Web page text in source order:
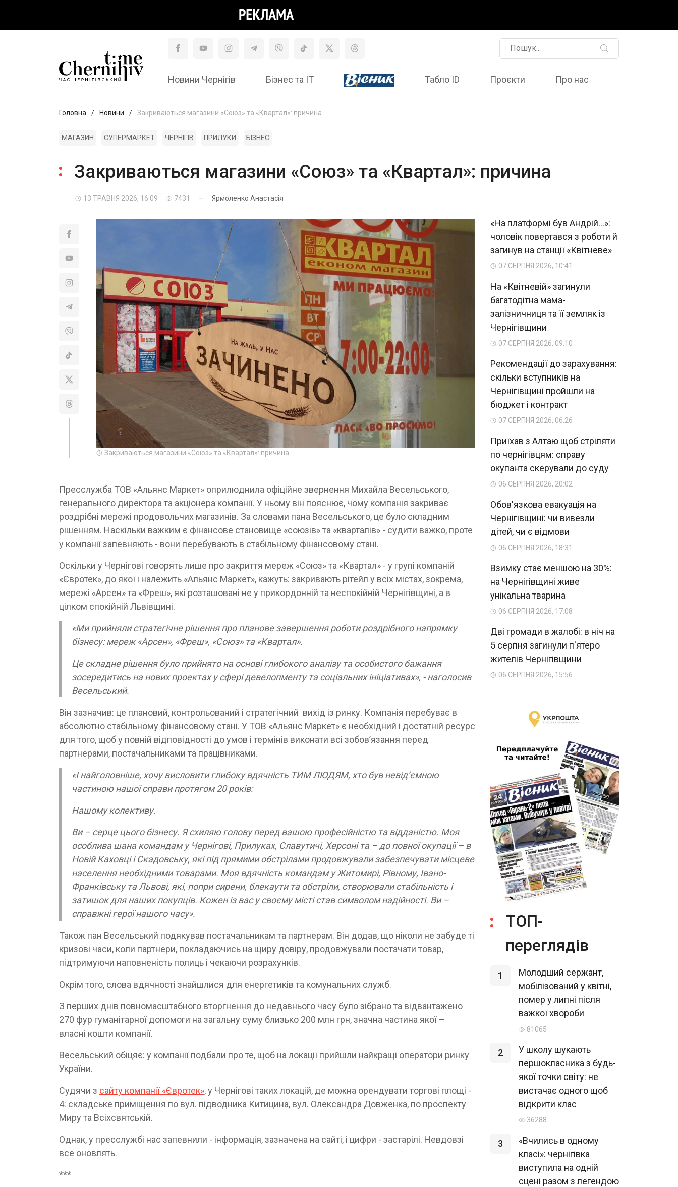
Новини Чернігів Бізнес та ІТ Табло ID Проєкти Про нас
Головна Новини Закриваються магазини «Союз» та «Квартал»: причина
МАГАЗИН СУПЕРМАРКЕТ ЧЕРНІГІВ ПРИЛУКИ БІЗНЕС
Закриваються магазини «Союз» та «Квартал»: причина
13 ТРАВНЯ 2026, 16:09 7431 — Ярмоленко Анастасія
Закриваються магазини «Союз» та «Квартал»: причина
Пресслужба ТОВ «Альянс Маркет» оприлюднила офіційне звернення Михайла Весельського,
генерального директора та акціонера компанії. У ньому він пояснює, чому компанія закриває
роздрібні мережі продовольчих магазинів. За словами пана Весельського, це було складним
рішенням. Наскільки важким є фінансове становище «союзів» та «кварталів» - судити важко, проте
у компанії запевняють - вони перебувають в стабільному фінансовому стані.
Оскільки у Чернігові говорять лише про закриття мереж «Союз» та «Квартал» - у групі компаній
«Євротек», до якої і належить «Альянс Маркет», кажуть: закривають рітейл у всіх містах, зокрема,
мережі «Арсен» та «Фреш», які розташовані не у прикордонній та неспокійній Чернігівщині, а в
цілком спокійній Львівщині.
«Ми прийняли стратегічне рішення про планове завершення роботи роздрібного напрямку
бізнесу: мереж «Арсен», «Фреш», «Союз» та «Квартал».
Це складне рішення було прийнято на основі глибокого аналізу та особистого бажання
зосередитись на нових проектах у сфері девелопменту та соціальних ініціативах», - наголосив
Весельський.
Він зазначив: це плановий, контрольований і стратегічний вихід із ринку. Компанія перебуває в
абсолютно стабільному фінансовому стані. У ТОВ «Альянс Маркет» є необхідний і достатній ресурс
для того, щоб у повній відповідності до умов і термінів виконати всі зобов’язання перед
партнерами, постачальниками та працівниками.
«І найголовніше, хочу висловити глибоку вдячність ТИМ ЛЮДЯМ, хто був невід’ємною
частиною нашої справи протягом 20 років:
Нашому колективу.
Ви – серце цього бізнесу. Я схиляю голову перед вашою професійністю та відданістю. Моя
особлива шана командам у Чернігові, Прилуках, Славутичі, Херсоні та – до повної окупації – в
Новій Каховці і Скадовську, які під прямими обстрілами продовжували забезпечувати місцеве
населення необхідними товарами. Моя вдячність командам у Житомирі, Рівному, Івано-
Франківську та Львові, які, попри сирени, блекаути та обстріли, створювали стабільність і
затишок для наших покупців. Кожен із вас у своєму місті став символом надійності. Ви –
справжні герої нашого часу».
Також пан Весельський подякував постачальникам та партнерам. Він додав, що ніколи не забуде ті
кризові часи, коли партнери, покладаючись на щиру довіру, продовжували постачати товар,
підтримуючи наповненість полиць і чекаючи розрахунків.
Окрім того, слова вдячності знайшлися для енергетиків та комунальних служб.
З перших днів повномасштабного вторгнення до недавнього часу було зібрано та відвантажено
270 фур гуманітарної допомоги на загальну суму близько 200 млн грн, значна частина якої –
власні кошти компанії.
Весельський обіцяє: у компанії подбали про те, щоб на локації прийшли найкращі оператори ринку
України.
Судячи з сайту компанії «Євротек», у Чернігові таких локацій, де можна орендувати торгові площі -
4: складське приміщення по вул. підводника Китицина, вул. Олександра Довженка, по проспекту
Миру та Всіхсвятській.
Однак, у пресслужбі нас запевнили - інформація, зазначена на сайті, і цифри - застарілі. Невдовзі
все оновлять.
***
«На платформі був Андрій...»:
чоловік повертався з роботи й
загинув на станції «Квітневе»
07 СЕРПНЯ 2026, 10:41
На «Квітневій» загинули
багатодітна мама-
залізничниця та її земляк із
Чернігівщини
07 СЕРПНЯ 2026, 09:10
Рекомендації до зарахування:
скільки вступників на
Чернігівщині пройшли на
бюджет і контракт
07 СЕРПНЯ 2026, 06:26
Приїхав з Алтаю щоб стріляти
по чернігівцям: справу
окупанта скерували до суду
06 СЕРПНЯ 2026, 20:02
Обов'язкова евакуація на
Чернігівщині: чи вивезли
дітей, чи є відмови
06 СЕРПНЯ 2026, 18:31
Взимку стає меншою на 30%:
на Чернігівщині живе
унікальна тварина
06 СЕРПНЯ 2026, 17:08
Дві громади в жалобі: в ніч на
5 серпня загинули п'ятеро
жителів Чернігівщини
06 СЕРПНЯ 2026, 15:56
ТОП-
переглядів
1
Молодший сержант,
мобілізований у квітні,
помер у липні після
важкої хвороби
81065
2
У школу шукають
першокласника з будь-
якої точки світу: не
вистачає одного щоб
відкрити клас
36288
3
«Вчились в одному
класі»: чернігівка
виступила на одній
сцені разом з легендою